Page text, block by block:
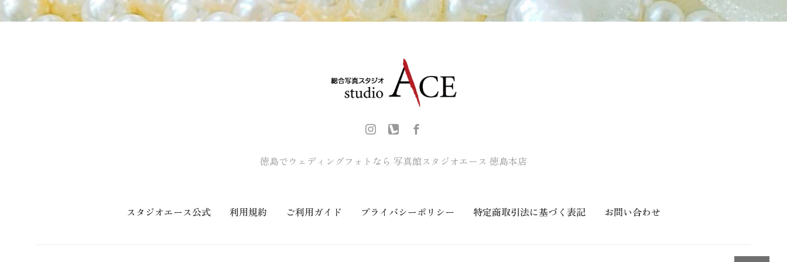
徳島でウェディングフォトなら 写真館スタジオエース 徳島本店
スタジオエース公式 利用規約 ご利用ガイド プライバシーポリシー 特定商取引法に基づく表記 お問い合わせ